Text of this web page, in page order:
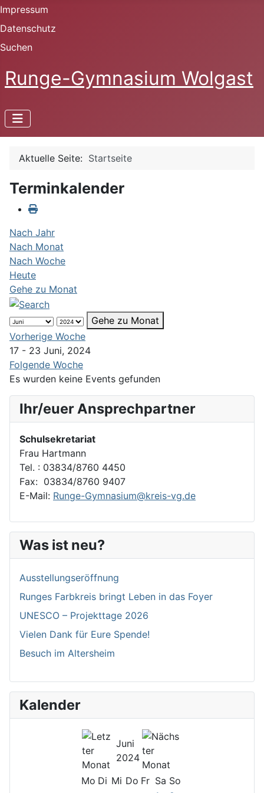
Impressum
Datenschutz
Suchen
Runge-Gymnasium Wolgast
Aktuelle Seite: Startseite
Terminkalender
Nach Jahr
Nach Monat
Nach Woche
Heute
Gehe zu Monat
Gehe zu Monat
Vorherige Woche
17 - 23 Juni, 2024
Folgende Woche
Es wurden keine Events gefunden
Ihr/euer Ansprechpartner
Schulsekretariat
Frau Hartmann
Tel. : 03834/8760 4450
Fax: 03834/8760 9407
E-Mail: Runge-Gymnasium@kreis-vg.de
Was ist neu?
Ausstellungseröffnung
Runges Farbkreis bringt Leben in das Foyer
UNESCO – Projekttage 2026
Vielen Dank für Eure Spende!
Besuch im Altersheim
Kalender
Juni
2024
Mo Di Mi Do Fr Sa So